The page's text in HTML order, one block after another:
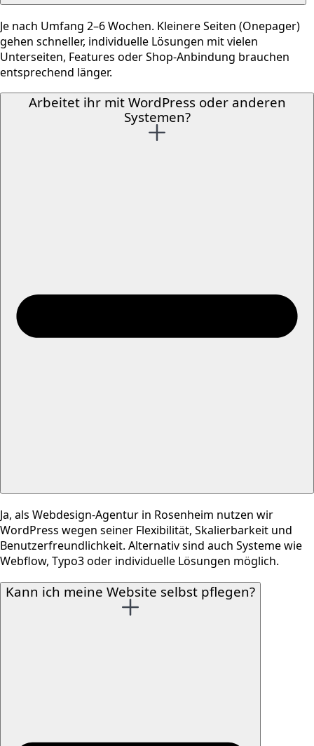
Je nach Umfang 2–6 Wochen. Kleinere Seiten (Onepager)
gehen schneller, individuelle Lösungen mit vielen
Unterseiten, Features oder Shop-Anbindung brauchen
entsprechend länger.
Arbeitet ihr mit WordPress oder anderen
Systemen?
Ja, als Webdesign-Agentur in Rosenheim nutzen wir
WordPress wegen seiner Flexibilität, Skalierbarkeit und
Benutzerfreundlichkeit. Alternativ sind auch Systeme wie
Webflow, Typo3 oder individuelle Lösungen möglich.
Kann ich meine Website selbst pflegen?